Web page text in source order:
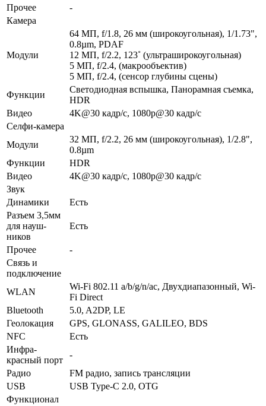
Прочее
-
Камера
Модули
64 МП, f/1.8, 26 мм (широкоугольная), 1/1.73",
0.8µm, PDAF
12 МП, f/2.2, 123˚ (ультра­широкоугольная)
5 МП, f/2.4, (макрообъектив)
5 МП, f/2.4, (сенсор глубины сцены)
Функ­ции
Светодиодная вспышка, Панорамная съемка,
HDR
Видео
4K@30 кадр/с, 1080p@30 кадр/с
Селфи-камера
Модули
32 МП, f/2.2, 26 мм (широкоугольная), 1/2.8",
0.8µm
Функ­ции
HDR
Видео
4K@30 кадр/с, 1080p@30 кадр/с
Звук
Динамики
Есть
Разъем 3,5мм
для науш­
ников
Есть
Прочее
-
Связь и
подключение
WLAN
Wi-Fi 802.11 a/b/g/n/ac, Двухдиапазонный, Wi-
Fi Direct
Bluetooth
5.0, A2DP, LE
Геолока­ция
GPS, GLONASS, GALILEO, BDS
NFC
Есть
Инфра­
красный порт
-
Радио
FM радио, запись трансляции
USB
USB Type-C 2.0, OTG
Функционал